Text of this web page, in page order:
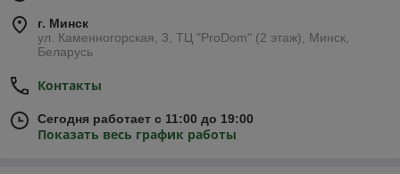
г. Минск
ул. Каменногорская, 3, ТЦ "ProDom" (2 этаж), Минск,
Беларусь
Контакты
Сегодня работает с 11:00 до 19:00
Показать весь график работы